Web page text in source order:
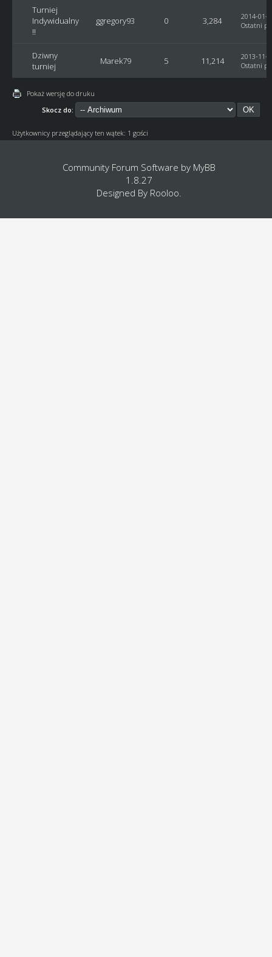
Turniej
Indywidualny
!!
ggregory93 0 3,284
2014-01-
Ostatni
Dziwny
turniej
Marek79 5 11,214
2013-11-
Ostatni
Pokaż wersję do druku
Skocz do:
Użytkownicy przeglądający ten wątek: 1 gości
Community Forum Software by MyBB
1.8.27
Designed By Rooloo